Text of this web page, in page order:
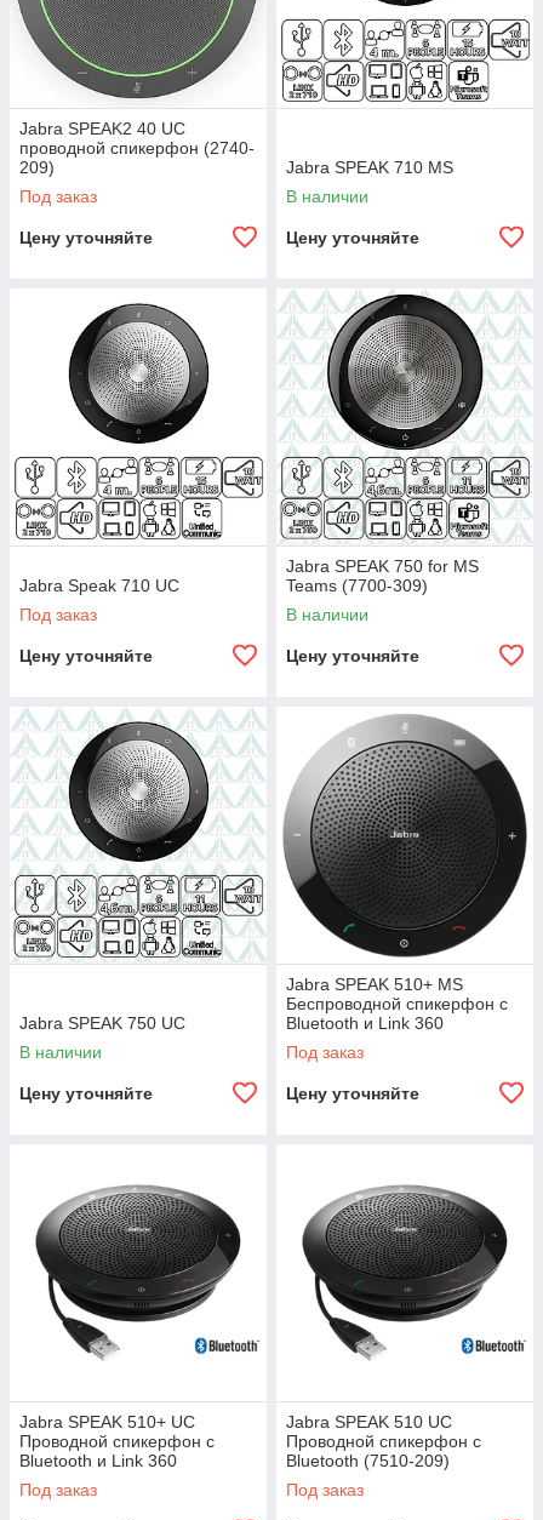
Jabra SPEAK2 40 UC
проводной спикерфон (2740-
209)
Под заказ
Цену уточняйте
Jabra SPEAK 710 MS
В наличии
Цену уточняйте
Jabra Speak 710 UC
Под заказ
Цену уточняйте
Jabra SPEAK 750 for MS
Teams (7700-309)
В наличии
Цену уточняйте
Jabra SPEAK 750 UC
В наличии
Цену уточняйте
Jabra SPEAK 510+ MS
Беспроводной спикерфон c
Bluetooth и Link 360
адаптером в комплекте
(7510-309)
Под заказ
Цену уточняйте
Jabra SPEAK 510+ UC
Проводной спикерфон c
Bluetooth и Link 360
адаптером в комплекте
(7510-409)
Под заказ
Jabra SPEAK 510 UC
Проводной спикерфон с
Bluetooth (7510-209)
Под заказ